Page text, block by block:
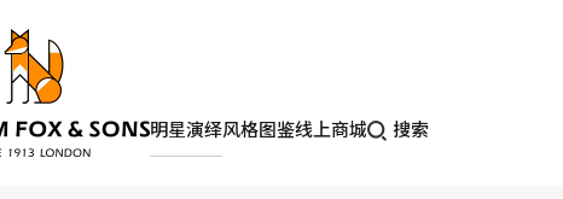
明星演绎风格图鉴线上商城 搜索